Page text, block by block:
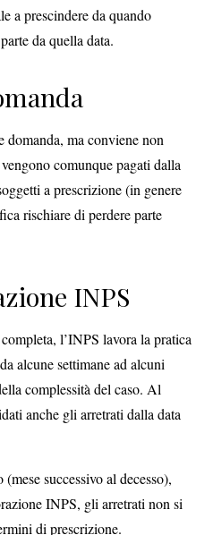
a prescindere da quando
da quella data.
domanda, ma conviene non
comunque pagati dalla
a prescrizione (in genere
rischiare di perdere parte
INPS
l’INPS lavora la pratica
alcune settimane ad alcuni
complessità del caso. Al
anche gli arretrati dalla data
successivo al decesso),
INPS, gli arretrati non si
di prescrizione.